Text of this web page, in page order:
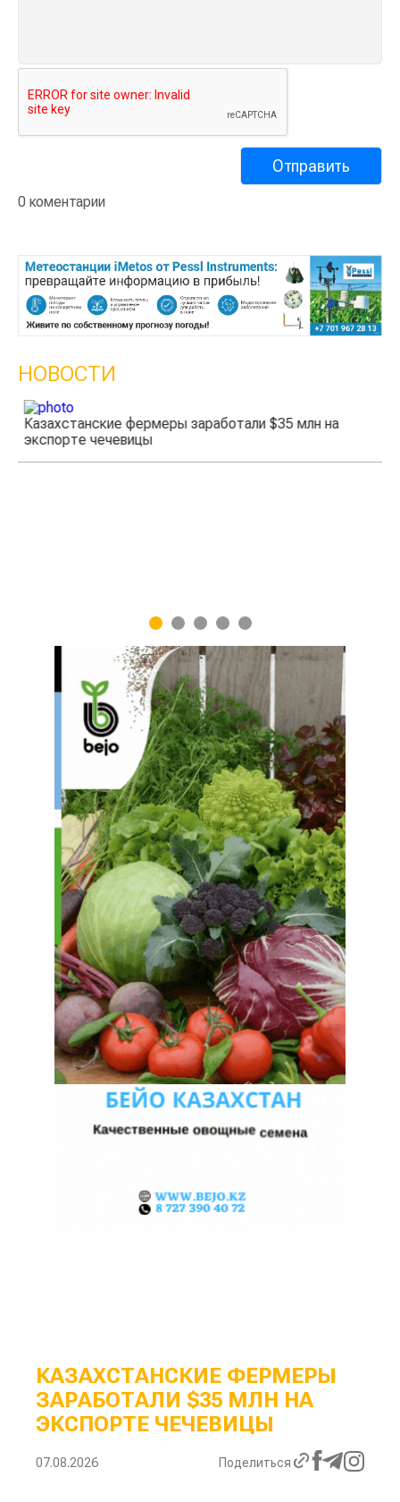
0 коментарии
НОВОСТИ
$35 млн на
1 2 3 4 5
КАЗАХСТАНСКИЕ ФЕРМЕРЫ
ЗАРАБОТАЛИ $35 МЛН НА
ЭКСПОРТЕ ЧЕЧЕВИЦЫ
07.08.2026 Поделиться